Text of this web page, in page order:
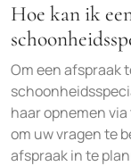
Hoe kan ik
Om een afspraak
haar opnemen
om uw vragen te
afspraak in te